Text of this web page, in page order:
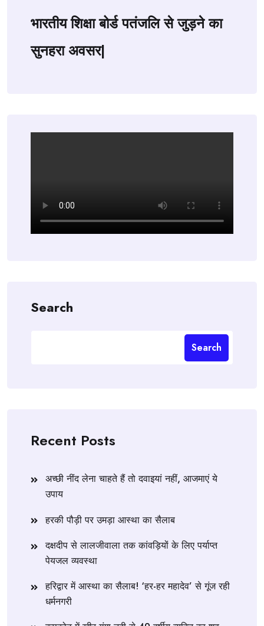
भारतीय शिक्षा बोर्ड पतंजलि से जुड़ने का
सुनहरा अवसर|
Search
Search
Recent Posts
अच्छी नींद लेना चाहते हैं तो दवाइयां नहीं, आजमाएं ये
उपाय
हरकी पौड़ी पर उमड़ा आस्था का सैलाब
दक्षदीप से लालजीवाला तक कांवड़ियों के लिए पर्याप्त
पेयजल व्यवस्था
हरिद्वार में आस्था का सैलाब! ‘हर-हर महादेव’ से गूंज रही
धर्मनगरी